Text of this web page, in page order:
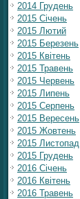
2014 Грудень
2015 Січень
2015 Лютий
2015 Березень
2015 Квітень
2015 Травень
2015 Червень
2015 Липень
2015 Серпень
2015 Вересень
2015 Жовтень
2015 Листопад
2015 Грудень
2016 Січень
2016 Квітень
2016 Травень